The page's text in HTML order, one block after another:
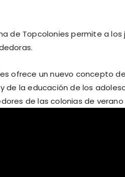
de Topcolonies permite a
ofrece un nuevo concepto
de la educación de los
de las colonias de